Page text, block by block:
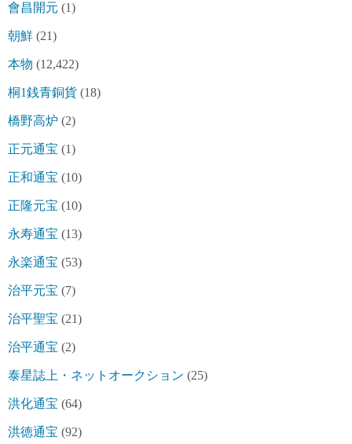
會昌開元 (1)
朝鮮 (21)
本物 (12,422)
桐1銭青銅貨 (18)
橋野高炉 (2)
正元通宝 (1)
正和通宝 (10)
正隆元宝 (10)
永寿通宝 (13)
永楽通宝 (53)
治平元宝 (7)
治平聖宝 (21)
治平通宝 (2)
泰星誌上・ネットオークション (25)
洪化通宝 (64)
洪徳通宝 (92)